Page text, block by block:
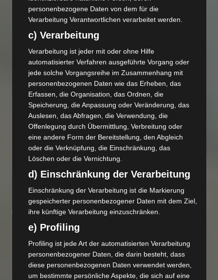
CHANTAL BOSO-FLORES
View all author's posts further down below.
personenbezogene Daten von dem für die
Verarbeitung Verantwortlichen verarbeitet werden.
c) Verarbeitung
Verarbeitung ist jeder mit oder ohne Hilfe
automatisierter Verfahren ausgeführte Vorgang oder
jede solche Vorgangsreihe im Zusammenhang mit
personenbezogenen Daten wie das Erheben, das
Erfassen, die Organisation, das Ordnen, die
Speicherung, die Anpassung oder Veränderung, das
Auslesen, das Abfragen, die Verwendung, die
Offenlegung durch Übermittlung, Verbreitung oder
eine andere Form der Bereitstellung, den Abgleich
oder die Verknüpfung, die Einschränkung, das
Löschen oder die Vernichtung.
d) Einschränkung der Verarbeitung
Einschränkung der Verarbeitung ist die Markierung
gespeicherter personenbezogener Daten mit dem Ziel,
ihre künftige Verarbeitung einzuschränken.
e) Profiling
Profiling ist jede Art der automatisierten Verarbeitung
personenbezogener Daten, die darin besteht, dass
diese personenbezogenen Daten verwendet werden,
um bestimmte persönliche Aspekte, die sich auf eine